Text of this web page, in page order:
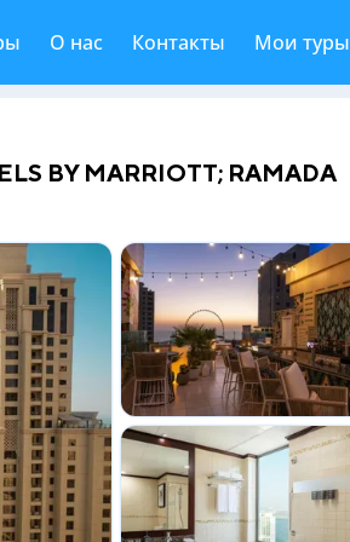
О нас Контакты Мои туры
BY MARRIOTT; RAMADA